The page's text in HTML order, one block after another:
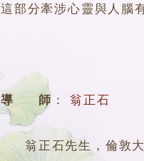
這部分牽涉心靈與人腦
導 師 ： 翁正石
翁正石先生，倫敦大